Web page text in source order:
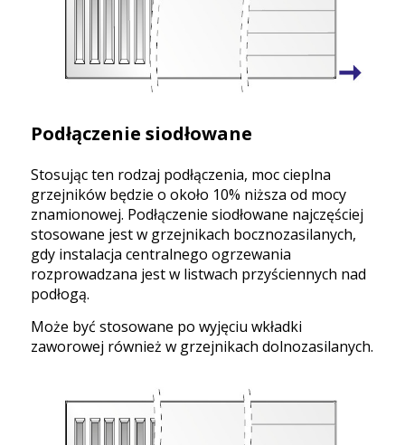
Podłączenie siodłowane
Stosując ten rodzaj podłączenia, moc cieplna
grzejników będzie o około 10% niższa od mocy
znamionowej. Podłączenie siodłowane najczęściej
stosowane jest w grzejnikach bocznozasilanych,
gdy instalacja centralnego ogrzewania
rozprowadzana jest w listwach przyściennych nad
podłogą.
Może być stosowane po wyjęciu wkładki
zaworowej również w grzejnikach dolnozasilanych.